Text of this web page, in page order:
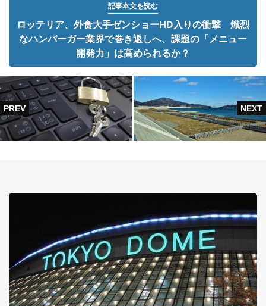
記事本文を読む
ロッテリア、外食大手ゼンショーHD入りの衝撃 熾烈
なハンバーガー業界で巻き返しへ、課題の「メニュー
開発力」は高められるか？